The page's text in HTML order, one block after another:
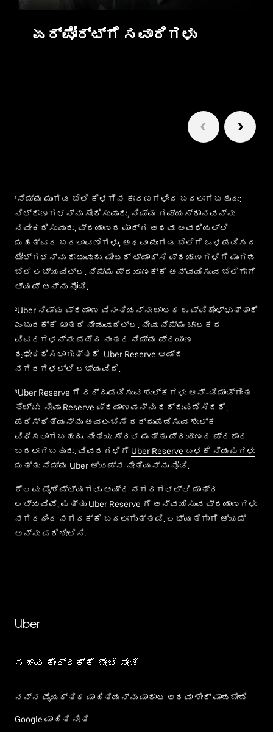
ಏರ್‌ಪೋರ್ಟ್‌ಗೆ ಸವಾರಿಗಳು
¹ನಿಮ್ಮ ಮುಂಗಡ ಬೆಲೆ ಕೆಳಗಿನ ಕಾರಣಗಳಿಂದ ಬದಲಾಗಬಹುದು:
ನಿಲ್ದಾಣಗಳನ್ನು ಸೇರಿಸುವುದು, ನಿಮ್ಮ ಗಮ್ಯಸ್ಥಾನವನ್ನು
ನವೀಕರಿಸುವುದು, ಪ್ರಯಾಣದ ಮಾರ್ಗ ಅಥವಾ ಅವಧಿಯಲ್ಲಿ
ಮಹತ್ವದ ಬದಲಾವಣೆಗಳು, ಅಥವಾ ಮುಂಗಡ ಬೆಲೆಗೆ ಒಳಪಡಿಸದ
ಟೋಲ್‌ಗಳನ್ನು ದಾಟುವುದು. ಮೀಟರ್ ಟ್ಯಾಕ್ಸಿ ಪ್ರಯಾಣಗಳಿಗೆ ಮುಂಗಡ
ಬೆಲೆ ಲಭ್ಯವಿಲ್ಲ. ನಿಮ್ಮ ಪ್ರಯಾಣಕ್ಕೆ ಅನ್ವಯಿಸುವ ಬೆಲೆಗಾಗಿ
ಆ್ಯಪ್ ಅನ್ನು ನೋಡಿ.
²Uber ನಿಮ್ಮ ಪ್ರಯಾಣ ವಿನಂತಿಯನ್ನು ಚಾಲಕ ಒಪ್ಪಿಕೊಳ್ಳುತ್ತಾರೆ
ಎಂಬುದಕ್ಕೆ ಖಾತರಿ ನೀಡುವುದಿಲ್ಲ. ನೀವು ನಿಮ್ಮ ಚಾಲಕರ
ವಿವರಗಳನ್ನು ಪಡೆದ ನಂತರ ನಿಮ್ಮ ಪ್ರಯಾಣ
ದೃಢೀಕರಿಸಲಾಗುತ್ತದೆ. Uber Reserve ಆಯ್ದ
ನಗರಗಳಲ್ಲಿ ಲಭ್ಯವಿದೆ.
³Uber Reserve ಗೆ ರದ್ದುಪಡಿಸುವ ಶುಲ್ಕಗಳು ಆನ್-ಡಿಮಾಂಡ್‌ಗಿಂತ
ಹೆಚ್ಚು. ನೀವು Reserve ಪ್ರಯಾಣವನ್ನು ರದ್ದುಪಡಿಸಿದರೆ,
ಪರಿಸ್ಥಿತಿಯನ್ನು ಅವಲಂಬಿಸಿ ರದ್ದುಪಡಿಸುವ ಶುಲ್ಕ
ವಿಧಿಸಲಾಗಬಹುದು. ನೀತಿಯು ಸ್ಥಳ ಮತ್ತು ಪ್ರಯಾಣದ ಪ್ರಕಾರ
ಬದಲಾಗಬಹುದು. ವಿವರಗಳಿಗೆ Uber Reserve ಬಳಕೆ ನಿಯಮಗಳು
ಮತ್ತು ನಿಮ್ಮ Uber ಆ್ಯಪ್‌ನ ನೀತಿಯನ್ನು ನೋಡಿ.
ಕೆಲವು ವೈಶಿಷ್ಟ್ಯಗಳು ಆಯ್ದ ನಗರಗಳಲ್ಲಿ ಮಾತ್ರ
ಲಭ್ಯವಿವೆ, ಮತ್ತು Uber Reserve ಗೆ ಅನ್ವಯಿಸುವ ಪ್ರಯಾಣಗಳು
ನಗರದಿಂದ ನಗರಕ್ಕೆ ಬದಲಾಗುತ್ತವೆ. ಲಭ್ಯತೆಗಾಗಿ ಆ್ಯಪ್
ಅನ್ನು ಪರಿಶೀಲಿಸಿ.
Uber
ಸಹಾಯ ಕೇಂದ್ರಕ್ಕೆ ಭೇಟಿ ನೀಡಿ
ನನ್ನ ವೈಯಕ್ತಿಕ ಮಾಹಿತಿಯನ್ನು ಮಾರಾಟ ಅಥವಾ ಶೇರ್‌ ಮಾಡಬೇಡಿ
Google ಮಾಹಿತಿ ನೀತಿ